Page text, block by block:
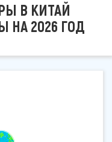
В КИТАЙ
НА 2026 ГОД